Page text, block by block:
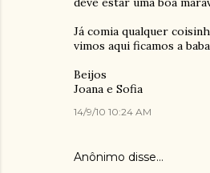
Já comia qualquer
vimos aqui ficamos a
Beijos
Joana e Sofia
14/9/10 10:24 AM
Anônimo disse…